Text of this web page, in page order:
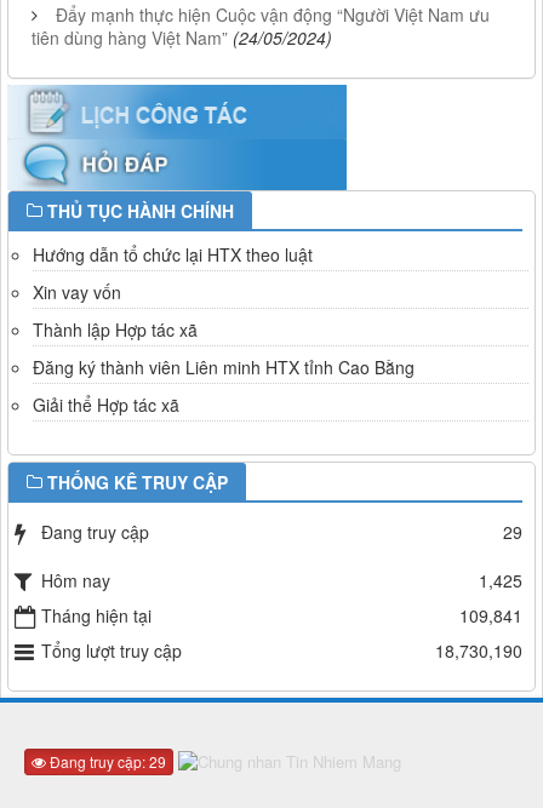
Đẩy mạnh thực hiện Cuộc vận động “Người Việt Nam ưu
tiên dùng hàng Việt Nam” (24/05/2024)
THỦ TỤC HÀNH CHÍNH
Hướng dẫn tổ chức lại HTX theo luật
Xin vay vốn
Thành lập Hợp tác xã
Đăng ký thành viên Liên minh HTX tỉnh Cao Bằng
Giải thể Hợp tác xã
THỐNG KÊ TRUY CẬP
Đang truy cập
29
Hôm nay
1,425
Tháng hiện tại
109,841
Tổng lượt truy cập
18,730,190
Đang truy cập: 29